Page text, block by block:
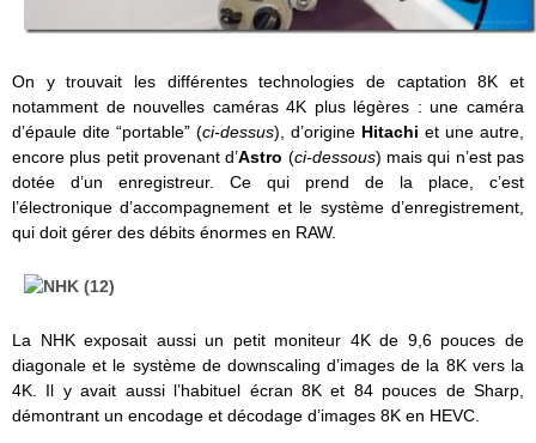
On y trouvait les différentes technologies de captation 8K et
notamment de nouvelles caméras 4K plus légères : une caméra
d’épaule dite “portable” (ci-dessus), d’origine Hitachi et une autre,
encore plus petit provenant d’Astro (ci-dessous) mais qui n’est pas
dotée d’un enregistreur. Ce qui prend de la place, c’est
l’électronique d’accompagnement et le système d’enregistrement,
qui doit gérer des débits énormes en RAW.
La NHK exposait aussi un petit moniteur 4K de 9,6 pouces de
diagonale et le système de downscaling d’images de la 8K vers la
4K. Il y avait aussi l’habituel écran 8K et 84 pouces de Sharp,
démontrant un encodage et décodage d’images 8K en HEVC.